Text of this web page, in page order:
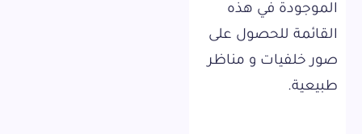
الموجودة في هذه
القائمة للحصول على
صور خلفيات و مناظر
طبيعية.